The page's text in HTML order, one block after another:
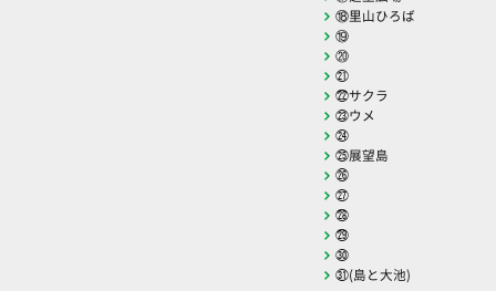
⑱里山ひろば
⑲
⑳
㉑
㉒サクラ
㉓ウメ
㉔
㉕展望島
㉖
㉗
㉘
㉙
㉚
㉛(島と大池)